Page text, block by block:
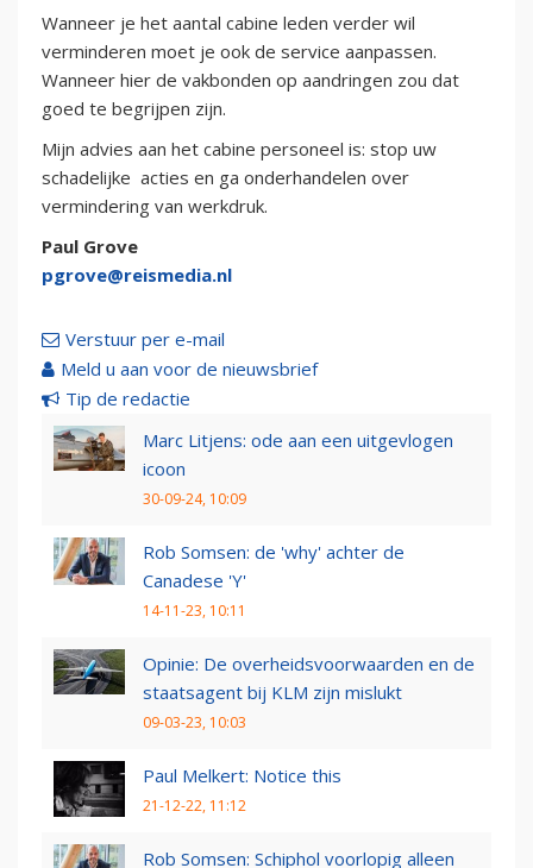
Wanneer je het aantal cabine leden verder wil
verminderen moet je ook de service aanpassen.
Wanneer hier de vakbonden op aandringen zou dat
goed te begrijpen zijn.
Mijn advies aan het cabine personeel is: stop uw
schadelijke acties en ga onderhandelen over
vermindering van werkdruk.
Paul Grove
pgrove@reismedia.nl
Verstuur per e-mail
Meld u aan voor de nieuwsbrief
Tip de redactie
Marc Litjens: ode aan een uitgevlogen
icoon
30-09-24, 10:09
Rob Somsen: de 'why' achter de
Canadese 'Y'
14-11-23, 10:11
Opinie: De overheidsvoorwaarden en de
staatsagent bij KLM zijn mislukt
09-03-23, 10:03
Paul Melkert: Notice this
21-12-22, 11:12
Rob Somsen: Schiphol voorlopig alleen